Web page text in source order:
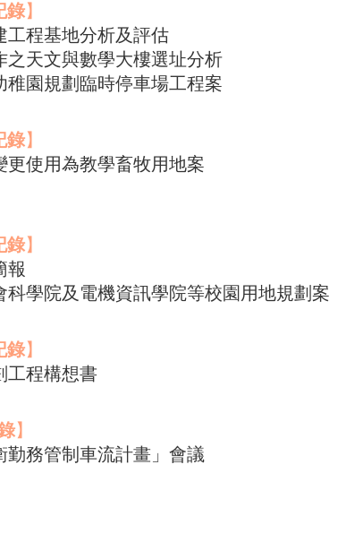
錄】
工程基地分析及評估
天文與數學大樓選址分析
園規劃臨時停車場工程案
錄】
使用為教學畜牧用地案
錄】
報
學院及電機資訊學院等校園用地規劃案
錄】
工程構想書
】
務管制車流計畫」會議